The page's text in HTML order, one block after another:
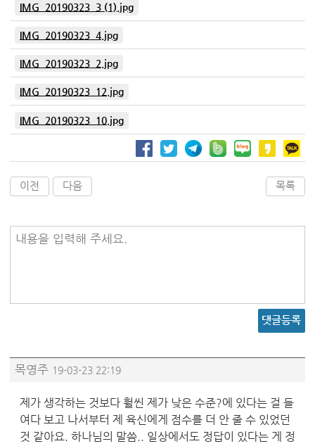
IMG_20190323_3 (1).jpg
IMG_20190323_4.jpg
IMG_20190323_2.jpg
IMG_20190323_12.jpg
IMG_20190323_10.jpg
이전 다음 목록
내용을 입력해 주세요.
댓글등록
목영주 19-03-23 22:19
제가 생각하는 것보다 훨씬 제가 낮은 수준?에 있다는 걸 들
여다 보고 나서부터 제 육신에게 점수를 더 안 줄 수 있었던
것 같아요. 하나님의 말씀.. 일상에서도 정답이 있다는 게 정